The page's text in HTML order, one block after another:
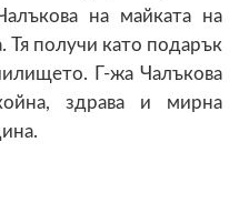
на майката на
получи като подарък
Г-жа Чалъкова
здрава и мирна